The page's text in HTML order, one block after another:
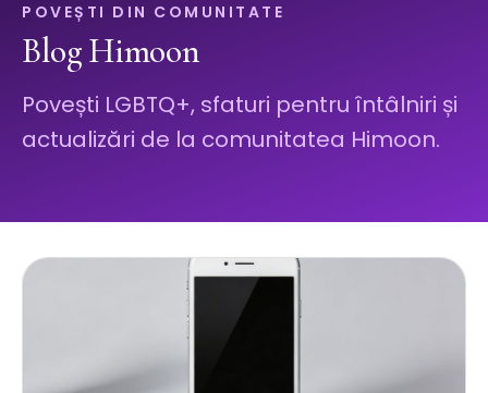
POVEȘTI DIN COMUNITATE
Blog Himoon
Povești LGBTQ+, sfaturi pentru întâlniri și
actualizări de la comunitatea Himoon.